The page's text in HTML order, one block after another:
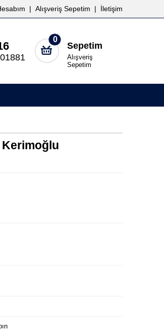
Sepetim
Alışveriş
Sepetim
0
| Alışveriş Sepetim | İletişim
Kerimoğlu